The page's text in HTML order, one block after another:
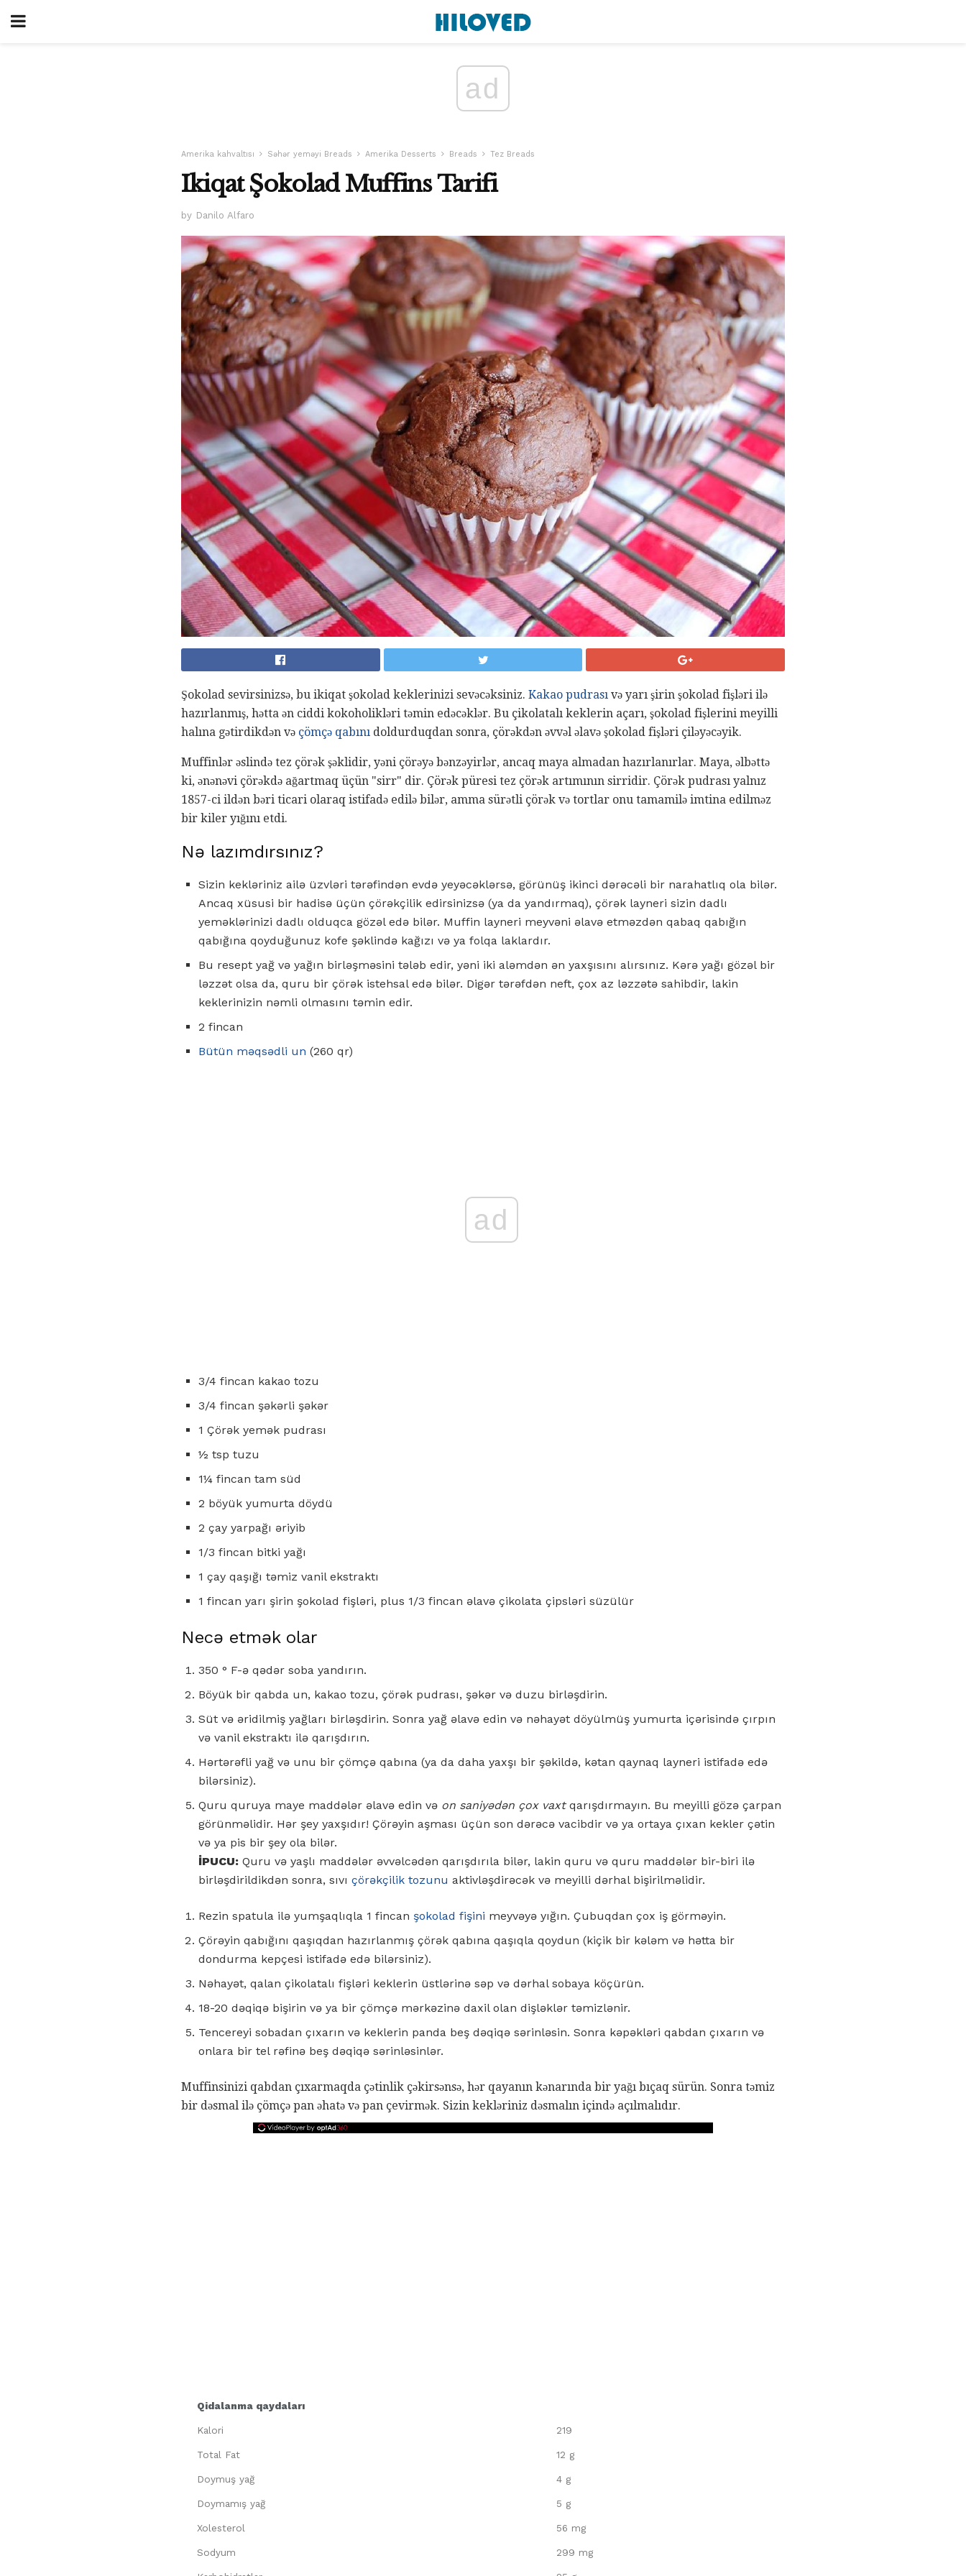
ad
Amerika kahvaltısı Səhər yeməyi Breads Amerika Desserts Breads Tez Breads
Ikiqat Şokolad Muffins Tarifi
by Danilo Alfaro
Şokolad sevirsinizsə, bu ikiqat şokolad keklerinizi sevəcəksiniz. Kakao pudrası və yarı şirin şokolad fişləri ilə
hazırlanmış, hətta ən ciddi kokoholikləri təmin edəcəklər. Bu çikolatalı keklerin açarı, şokolad fişlerini meyilli
halına gətirdikdən və çömçə qabını doldurduqdan sonra, çörəkdən əvvəl əlavə şokolad fişləri çiləyəcəyik.
Muffinlər əslində tez çörək şəklidir, yəni çörəyə bənzəyirlər, ancaq maya almadan hazırlanırlar. Maya, əlbəttə
ki, ənənəvi çörəkdə ağartmaq üçün "sirr" dir. Çörək püresi tez çörək artımının sirridir. Çörək pudrası yalnız
1857-ci ildən bəri ticari olaraq istifadə edilə bilər, amma sürətli çörək və tortlar onu tamamilə imtina edilməz
bir kiler yığını etdi.
Nə lazımdırsınız?
Sizin kekləriniz ailə üzvləri tərəfindən evdə yeyəcəklərsə, görünüş ikinci dərəcəli bir narahatlıq ola bilər.
Ancaq xüsusi bir hadisə üçün çörəkçilik edirsinizsə (ya da yandırmaq), çörək layneri sizin dadlı
yeməklərinizi dadlı olduqca gözəl edə bilər. Muffin layneri meyvəni əlavə etməzdən qabaq qabığın
qabığına qoyduğunuz kofe şəklində kağızı və ya folqa laklardır.
Bu resept yağ və yağın birləşməsini tələb edir, yəni iki aləmdən ən yaxşısını alırsınız. Kərə yağı gözəl bir
ləzzət olsa da, quru bir çörək istehsal edə bilər. Digər tərəfdən neft, çox az ləzzətə sahibdir, lakin
keklerinizin nəmli olmasını təmin edir.
2 fincan
Bütün məqsədli un (260 qr)
ad
3/4 fincan kakao tozu
3/4 fincan şəkərli şəkər
1 Çörək yemək pudrası
½ tsp tuzu
1¼ fincan tam süd
2 böyük yumurta döydü
2 çay yarpağı əriyib
1/3 fincan bitki yağı
1 çay qaşığı təmiz vanil ekstraktı
1 fincan yarı şirin şokolad fişləri, plus 1/3 fincan əlavə çikolata çipsləri süzülür
Necə etmək olar
350 ° F-ə qədər soba yandırın.
Böyük bir qabda un, kakao tozu, çörək pudrası, şəkər və duzu birləşdirin.
Süt və əridilmiş yağları birləşdirin. Sonra yağ əlavə edin və nəhayət döyülmüş yumurta içərisində çırpın
və vanil ekstraktı ilə qarışdırın.
Hərtərəfli yağ və unu bir çömçə qabına (ya da daha yaxşı bir şəkildə, kətan qaynaq layneri istifadə edə
bilərsiniz).
Quru quruya maye maddələr əlavə edin və on saniyədən çox vaxtqarışdırmayın. Bu meyilli gözə çarpan
görünməlidir. Hər şey yaxşıdır! Çörəyin aşması üçün son dərəcə vacibdir və ya ortaya çıxan kekler çətin
və ya pis bir şey ola bilər.
İPUCU: Quru və yaşlı maddələr əvvəlcədən qarışdırıla bilər, lakin quru və quru maddələr bir-biri ilə
birləşdirildikdən sonra, sıvı çörəkçilik tozunu aktivləşdirəcək və meyilli dərhal bişirilməlidir.
Rezin spatula ilə yumşaqlıqla 1 fincan şokolad fişini meyvəyə yığın. Çubuqdan çox iş görməyin.
Çörəyin qabığını qaşıqdan hazırlanmış çörək qabına qaşıqla qoydun (kiçik bir kələm və hətta bir
dondurma kepçesi istifadə edə bilərsiniz).
Nəhayət, qalan çikolatalı fişləri keklerin üstlərinə səp və dərhal sobaya köçürün.
18-20 dəqiqə bişirin və ya bir çömçə mərkəzinə daxil olan dişləklər təmizlənir.
Tencereyi sobadan çıxarın və keklerin panda beş dəqiqə sərinləsin. Sonra kəpəkləri qabdan çıxarın və
onlara bir tel rəfinə beş dəqiqə sərinləsinlər.
Muffinsinizi qabdan çıxarmaqda çətinlik çəkirsənsə, hər qayanın kənarında bir yağı bıçaq sürün. Sonra təmiz
bir dəsmal ilə çömçə pan əhatə və pan çevirmək. Sizin kekləriniz dəsmalın içində açılmalıdır.
Qidalanma qaydaları
Kalori 219
Total Fat 12 g
Doymuş yağ 4 g
Doymamış yağ 5 g
Xolesterol 56 mg
Sodyum 299 mg